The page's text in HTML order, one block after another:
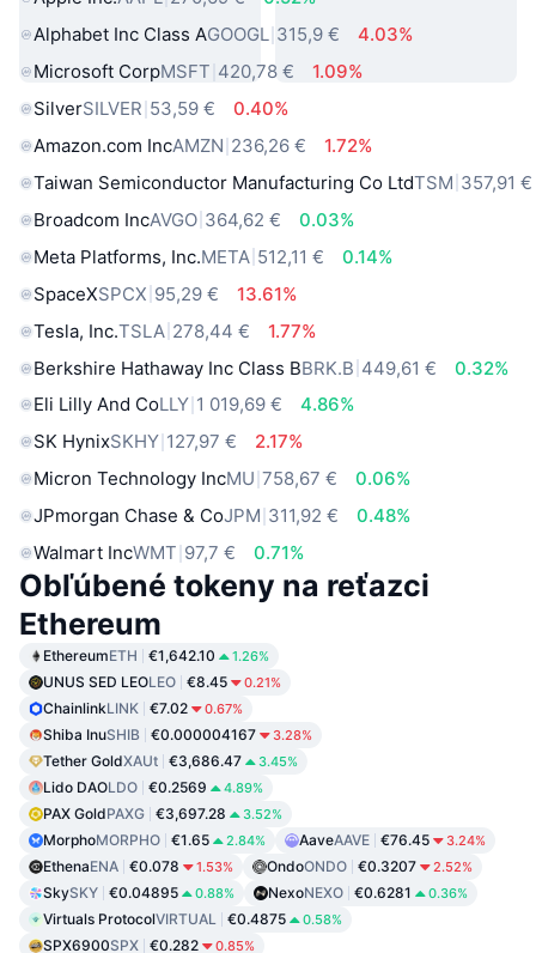
Alphabet Inc Class AGOOGL 315,9 €
4.03%
Microsoft CorpMSFT 420,78 €
1.09%
SilverSILVER 53,59 €
0.40%
Amazon.com IncAMZN 236,26 €
1.72%
Taiwan Semiconductor Manufacturing Co LtdTSM 357,91 €
Broadcom IncAVGO 364,62 €
0.03%
Meta Platforms, Inc.META 512,11 €
0.14%
SpaceXSPCX 95,29 €
13.61%
Tesla, Inc.TSLA 278,44 €
1.77%
Berkshire Hathaway Inc Class BBRK.B 449,61 €
0.32%
Eli Lilly And CoLLY 1 019,69 €
4.86%
SK HynixSKHY 127,97 €
2.17%
Micron Technology IncMU 758,67 €
0.06%
JPmorgan Chase & CoJPM 311,92 €
0.48%
Walmart IncWMT 97,7 € 0.71%
Obľúbené tokeny na reťazci
Ethereum
EthereumETH €1,642.10 1.26%
UNUS SED LEOLEO €8.45 0.21%
ChainlinkLINK €7.02 0.67%
Shiba InuSHIB €0.000004167 3.28%
Tether GoldXAUt €3,686.47 3.45%
Lido DAOLDO €0.2569 4.89%
PAX GoldPAXG €3,697.28 3.52%
MorphoMORPHO €1.65 2.84% AaveAAVE €76.45 3.24%
EthenaENA €0.078 1.53% OndoONDO €0.3207 2.52%
SkySKY €0.04895 0.88% NexoNEXO €0.6281 0.36%
Virtuals ProtocolVIRTUAL €0.4875 0.58%
SPX6900SPX €0.282 0.85%